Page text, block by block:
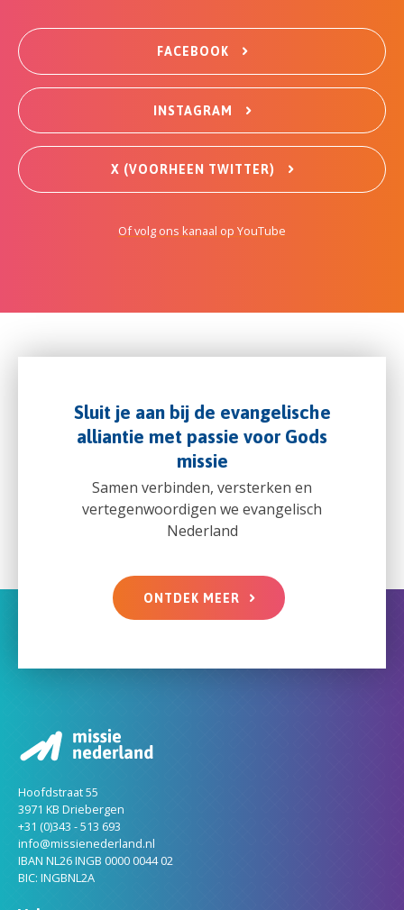
FACEBOOK
INSTAGRAM
X (VOORHEEN TWITTER)
Of volg ons kanaal op YouTube
Sluit je aan bij de evangelische
alliantie met passie voor Gods
missie
Samen verbinden, versterken en
vertegenwoordigen we evangelisch
Nederland
ONTDEK MEER
Hoofdstraat 55
3971 KB Driebergen
+31 (0)343 - 513 693
info@missienederland.nl
IBAN NL26 INGB 0000 0044 02
BIC: INGBNL2A